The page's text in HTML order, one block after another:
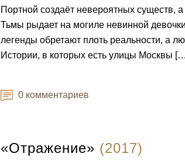
Портной создаёт невероятных существ,
Тьмы рыдает на могиле невинной
легенды обретают плоть реальности, а
Истории, в которых есть улицы Москвы
0 комментариев
«Отражение» (2017)